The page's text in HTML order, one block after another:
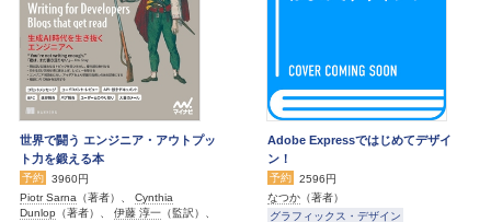
世界で闘う エンジニア・アウトプッ
ト力を鍛える本
予約
3960円
Piotr Sarna （著者）、 Cynthia
Dunlop （著者）、 伊藤 淳一 （監訳）、
Adobe Expressではじめてデザイ
ン！
予約
2596円
なつか （著者）
グラフィックス・デザイン